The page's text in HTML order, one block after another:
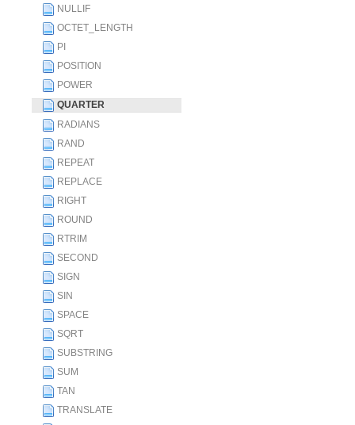
NULLIF
OCTET_LENGTH
PI
POSITION
POWER
QUARTER
RADIANS
RAND
REPEAT
REPLACE
RIGHT
ROUND
RTRIM
SECOND
SIGN
SIN
SPACE
SQRT
SUBSTRING
SUM
TAN
TRANSLATE